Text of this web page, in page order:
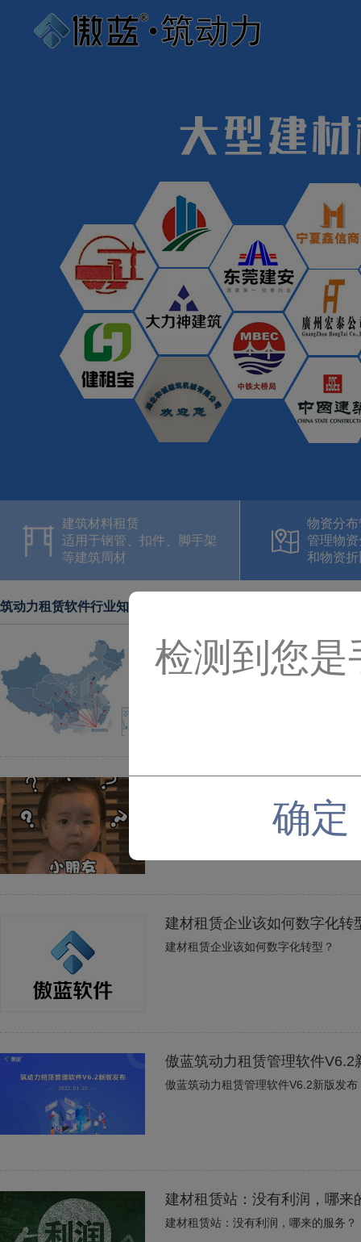
建筑材料租赁
适用于钢管、扣件、脚手架
等建筑周材
物资分布
管理物
和物资折
筑动力租赁软件行业知识
不懂得改变“硬伤”的建材租赁
不懂得改变“硬伤”的建材租赁企业，是
如何让建材租赁的库存管理变得轻松起
建材租赁企业该如何数字化转
建材租赁企业该如何数字化转型？
傲蓝筑动力租赁管理软件V6.2
傲蓝筑动力租赁管理软件V6.2新版发布
建材租赁站：没有利润，哪来
建材租赁站：没有利润，哪来的服务？
检测到您是
确定